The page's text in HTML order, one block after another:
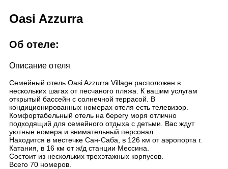
Oasi Azzurra
Об отеле:
Описание отеля
Семейный отель Oasi Azzurra Village расположен в
нескольких шагах от песчаного пляжа. К вашим услугам
открытый бассейн с солнечной террасой. В
кондиционированных номерах отеля есть телевизор.
Комфортабельный отель на берегу моря отлично
подходящий для семейного отдыха с детьми. Вас ждут
уютные номера и внимательный персонал.
Находится в местечке Сан-Саба, в 126 км от аэропорта г.
Катания, в 16 км от ж/д станции Мессина.
Состоит из нескольких трехэтажных корпусов.
Всего 70 номеров.